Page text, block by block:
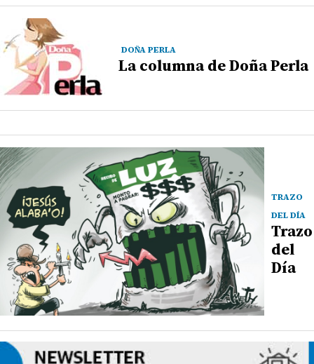
DOÑA PERLA
La columna de Doña Perla
TRAZO
DEL DÍA
Trazo
del
Día